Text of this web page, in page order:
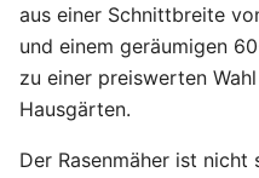
aus einer Schnittbreite
und einem geräumigen
zu einer preiswerten
Hausgärten.
Der Rasenmäher ist